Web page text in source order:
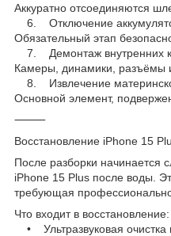
Аккуратно отсоединяются
6. Отключение
Обязательный этап
7. Демонтаж внутренних
Камеры, динамики, разъёмы
8. Извлечение
Основной элемент,
⸻
Восстановление iPhone 15
После разборки начинается
iPhone 15 Plus после воды.
требующая
Что входит в восстановление:
• Ультразвуковая очистка